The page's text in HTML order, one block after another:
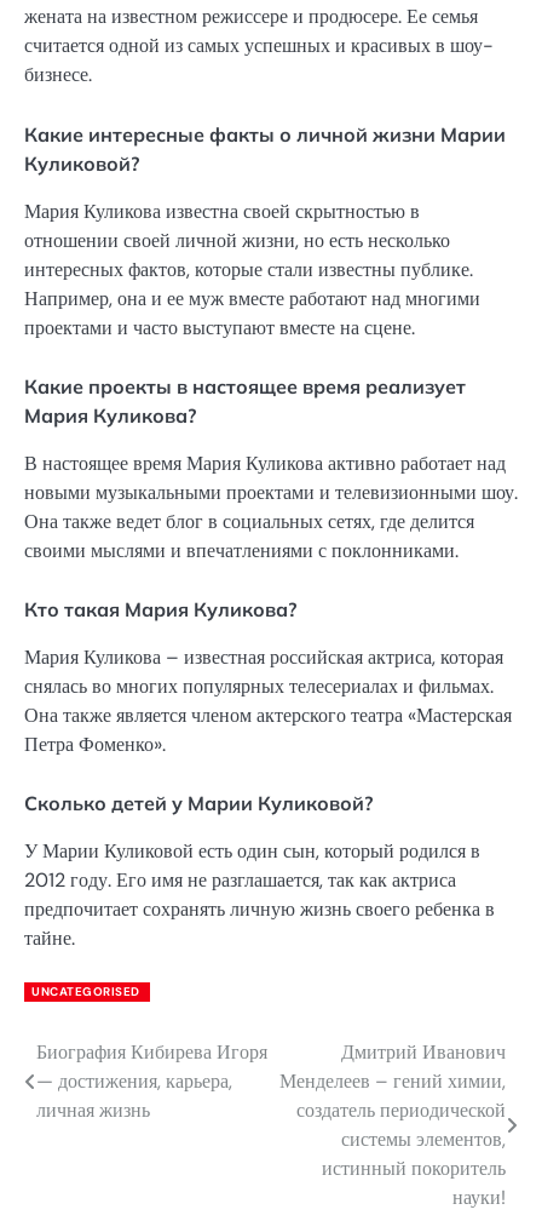
жената на известном режиссере и продюсере. Ее семья
считается одной из самых успешных и красивых в шоу-
бизнесе.
Какие интересные факты о личной жизни Марии
Куликовой?
Мария Куликова известна своей скрытностью в
отношении своей личной жизни, но есть несколько
интересных фактов, которые стали известны публике.
Например, она и ее муж вместе работают над многими
проектами и часто выступают вместе на сцене.
Какие проекты в настоящее время реализует
Мария Куликова?
В настоящее время Мария Куликова активно работает над
новыми музыкальными проектами и телевизионными шоу.
Она также ведет блог в социальных сетях, где делится
своими мыслями и впечатлениями с поклонниками.
Кто такая Мария Куликова?
Мария Куликова – известная российская актриса, которая
снялась во многих популярных телесериалах и фильмах.
Она также является членом актерского театра «Мастерская
Петра Фоменко».
Сколько детей у Марии Куликовой?
У Марии Куликовой есть один сын, который родился в
2012 году. Его имя не разглашается, так как актриса
предпочитает сохранять личную жизнь своего ребенка в
тайне.
UNCATEGORISED
Навигация
по
Биография Кибирева Игоря
— достижения, карьера,
личная жизнь
Дмитрий Иванович
Менделеев – гений химии,
создатель периодической
системы элементов,
истинный покоритель
науки!